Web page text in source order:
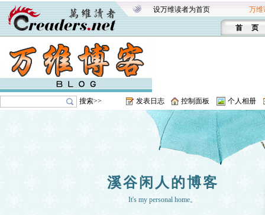
设万维读者为首页 万维
首 页
搜索>> 发表日志 控制面板 个人相册
溪谷闲人的博客
It's my personal home。